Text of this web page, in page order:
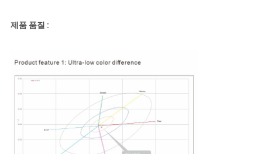
제품 품질 :